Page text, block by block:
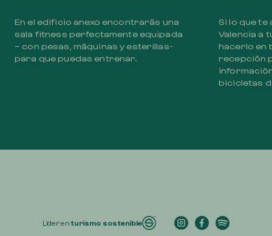
En el edificio anexo encontrarás una
sala fitness perfectamente equipada
– con pesas, máquinas y esterillas-
para que puedas entrenar.
Si lo que
Valencia a
hacerlo en
recepción
bicicletas
Líder en turismo sostenible